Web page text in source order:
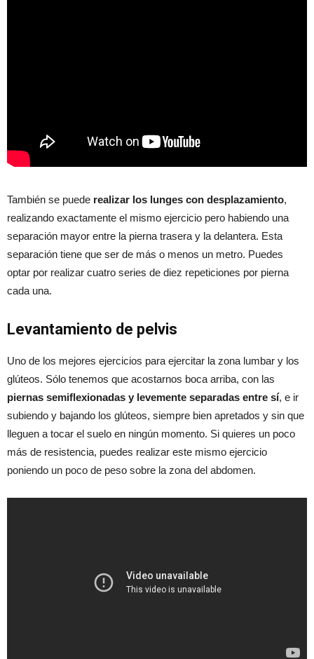
También se puede realizar los lunges con desplazamiento,
realizando exactamente el mismo ejercicio pero habiendo una
separación mayor entre la pierna trasera y la delantera. Esta
separación tiene que ser de más o menos un metro. Puedes
optar por realizar cuatro series de diez repeticiones por pierna
cada una.
Levantamiento de pelvis
Uno de los mejores ejercicios para ejercitar la zona lumbar y los
glúteos. Sólo tenemos que acostarnos boca arriba, con las
piernas semiflexionadas y levemente separadas entre sí, e ir
subiendo y bajando los glúteos, siempre bien apretados y sin que
lleguen a tocar el suelo en ningún momento. Si quieres un poco
más de resistencia, puedes realizar este mismo ejercicio
poniendo un poco de peso sobre la zona del abdomen.